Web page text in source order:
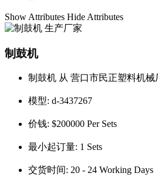
Show Attributes Hide Attributes
制鼓机
制鼓机 从 营口市民正塑料机械
模型: d-3437267
价钱: $200000 Per Sets
最小起订量: 1 Sets
交货时间: 20 - 24 Working Days